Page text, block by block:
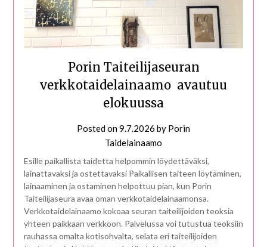
Porin Taiteilijaseuran
verkkotaidelainaamo avautuu
elokuussa
Posted on9.7.2026 by Porin
Taidelainaamo
Esille paikallista taidetta helpommin löydettäväksi,
lainattavaksi ja ostettavaksi Paikallisen taiteen löytäminen,
lainaaminen ja ostaminen helpottuu pian, kun Porin
Taiteilijaseura avaa oman verkkotaidelainaamonsa.
Verkkotaidelainaamo kokoaa seuran taiteilijoiden teoksia
yhteen paikkaan verkkoon. Palvelussa voi tutustua teoksiin
rauhassa omalta kotisohvalta, selata eri taiteilijoiden